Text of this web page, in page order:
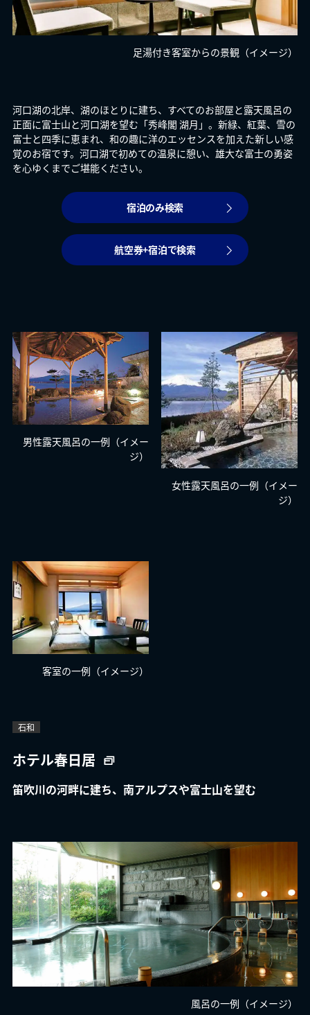
河口湖の北岸、湖のほとりに建ち、すべてのお部屋と露天風呂の
正面に富士山と河口湖を望む「秀峰閣 湖月」。新緑、紅葉、雪の
富士と四季に恵まれ、和の趣に洋のエッセンスを加えた新しい感
覚のお宿です。河口湖で初めての温泉に憩い、雄大な富士の勇姿
を心ゆくまでご堪能ください。
宿泊のみ検索
航空券+宿泊で検索
足湯付き客室からの景観（イメージ）
男性露天風呂の一例（イメー
ジ）
女性露天風呂の一例（イメー
ジ）
客室の一例（イメージ）
石和
ホテル春日居
笛吹川の河畔に建ち、南アルプスや富士山を望む
風呂の一例（イメージ）